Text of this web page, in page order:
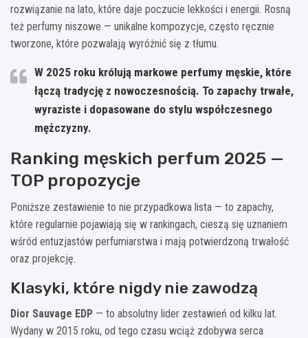
rozwiązanie na lato, które daje poczucie lekkości i energii. Rosną
też perfumy niszowe — unikalne kompozycje, często ręcznie
tworzone, które pozwalają wyróżnić się z tłumu.
W 2025 roku królują markowe perfumy męskie, które
łączą tradycję z nowoczesnością. To zapachy trwałe,
wyraziste i dopasowane do stylu współczesnego
mężczyzny.
Ranking męskich perfum 2025 —
TOP propozycje
Poniższe zestawienie to nie przypadkowa lista — to zapachy,
które regularnie pojawiają się w rankingach, cieszą się uznaniem
wśród entuzjastów perfumiarstwa i mają potwierdzoną trwałość
oraz projekcję.
Klasyki, które nigdy nie zawodzą
Dior Sauvage EDP — to absolutny lider zestawień od kilku lat.
Wydany w 2015 roku, od tego czasu wciąż zdobywa serca